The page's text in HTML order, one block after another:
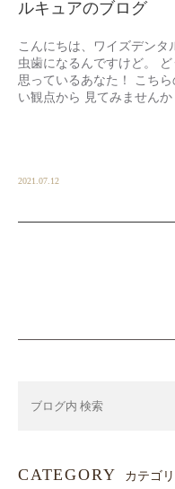
ルキュアのブログ
こんにちは、ワイズデンタ
虫歯になるんですけど。
思っているあなた！ こち
い観点から 見てみません
2021.07.12
CATEGORY カテゴ